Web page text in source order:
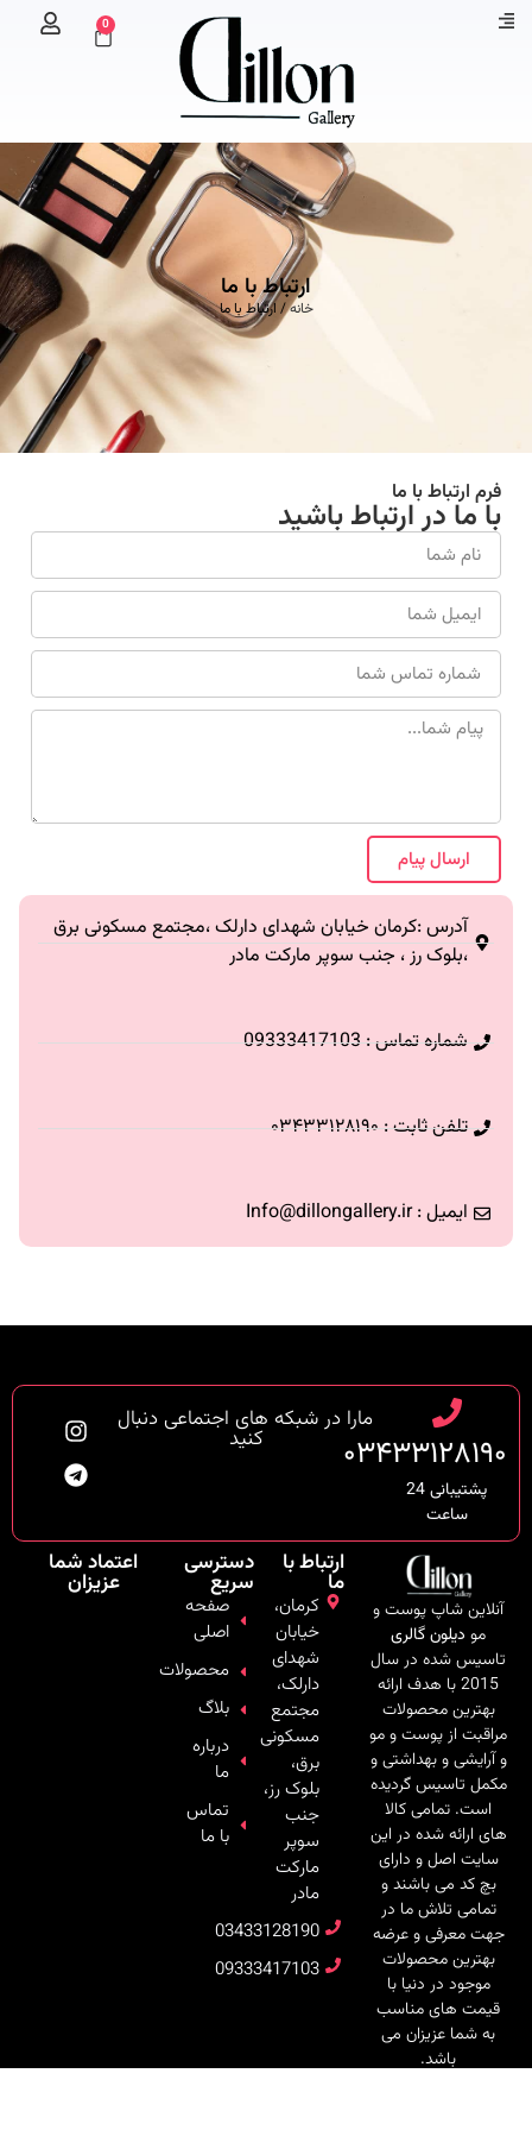
0
ارتباط با ما
خانه/ ارتباط با ما
فرم ارتباط با ما
با ما در ارتباط باشید
ارسال پیام
آدرس :کرمان خیابان شهدای دارلک ،مجتمع مسکونی برق
،بلوک رز ، جنب سوپر مارکت مادر
شماره تماس : 09333417103
تلفن ثابت : ۰۳۴۳۳۱۲۸۱۹۰
ایمیل : Info@dillongallery.ir
۰۳۴۳۳۱۲۸۱۹۰
پشتیبانی 24
ساعت
مارا در شبکه های اجتماعی دنبال
کنید
آنلاین شاپ پوست و
مو دیلون گالری
تاسیس شده در سال
2015 با هدف ارائه
بهترین محصولات
مراقبت از پوست و مو
و آرایشی و بهداشتی و
مکمل تاسیس گردیده
است. تمامی کالا
های ارائه شده در این
سایت اصل و دارای
بچ کد می باشند و
تمامی تلاش ما در
جهت معرفی و عرضه
بهترین محصولات
موجود در دنیا با
قیمت های مناسب
به شما عزیزان می
باشد.
ارتباط با
ما
کرمان،
خیابان
شهدای
دارلک،
مجتمع
مسکونی
برق،
بلوک رز،
جنب
سوپر
مارکت
مادر
03433128190
09333417103
دسترسی
سریع
صفحه
اصلی
محصولات
بلاگ
درباره
ما
تماس
با ما
اعتماد شما
عزیزان